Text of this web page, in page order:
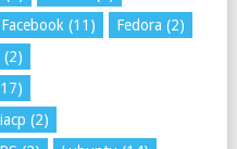
Facebook (11) Fedora (2)
(2)
(2)